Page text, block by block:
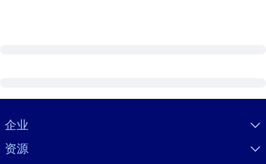
Visually hidden Text
企业
资源